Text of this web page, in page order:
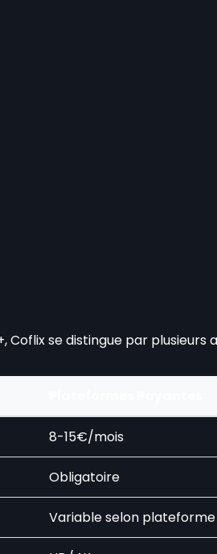
se distingue par plusieurs
8-15€/mois
Obligatoire
Variable selon plateforme